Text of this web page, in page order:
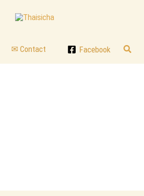
✉ Contact Facebook